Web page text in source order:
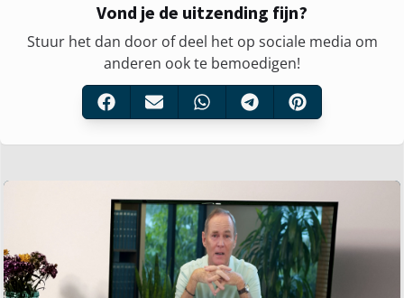
Vond je de uitzending fijn?
Stuur het dan door of deel het op sociale media om
anderen ook te bemoedigen!